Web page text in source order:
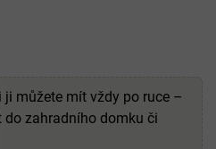
můžete mít vždy po ruce –
zahradního domku či